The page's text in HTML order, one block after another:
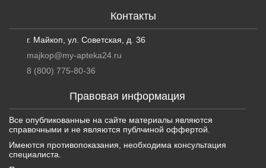
Правовая информация
Все опубликованные на сайте материалы являются
справочными и не являются публчиной оффертой.
Имеются противопоказания, необходима консультация
специалиста.
Контакты
г. Майкоп, ул. Советская, д. 36
majkop@my-apteka24.ru
8 (800) 775-80-36